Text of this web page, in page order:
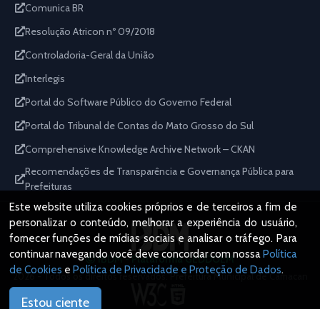
Comunica BR
Resolução Atricon nº 09/2018
Controladoria-Geral da União
Interlegis
Portal do Software Público do Governo Federal
Portal do Tribunal de Contas do Mato Grosso do Sul
Comprehensive Knowledge Archive Network – CKAN
Recomendações de Transparência e Governança Pública para
Prefeituras
IBDM - Plataforma GEDDOEM
2026 - Todos os direitos reservados. Prefeitura Municipal de Camacan
Este website utiliza cookies próprios e de terceiros a fim de
personalizar o conteúdo, melhorar a experiência do usuário,
fornecer funções de mídias sociais e analisar o tráfego. Para
continuar navegando você deve concordar com nossaPolítica
de Cookies e Política de Privacidade e Proteção de Dados.
Estou ciente